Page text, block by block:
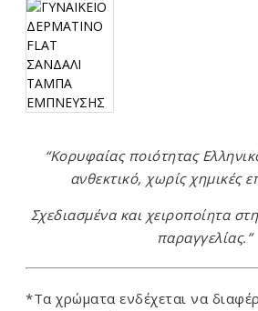
“Κορυφαίας ποιότητας
ανθεκτικό, χωρίς χημικές
Σχεδιασμένα και χειροποίητα
παραγγελίας.”
*Τα χρώματα ενδέχεται να